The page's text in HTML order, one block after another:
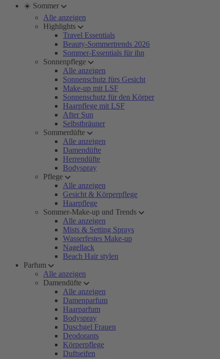
☀️ Sommer
Alle anzeigen
Highlights
Travel Essentials
Beauty-Sommertrends 2026
Sommer-Essentials für ihn
Sonnenpflege
Alle anzeigen
Sonnenschutz fürs Gesicht
Make-up mit LSF
Sonnenschutz für den Körper
Haarpflege mit LSF
After Sun
Selbstbräuner
Sommerdüfte
Alle anzeigen
Damendüfte
Herrendüfte
Bodyspray
Pflege
Alle anzeigen
Gesicht & Körperpflege
Haarpflege
Sommer-Make-up und Trends
Alle anzeigen
Mists & Setting Sprays
Wasserfestes Make-up
Nagellack
Beach Hair stylen
Parfum
Alle anzeigen
Damendüfte
Alle anzeigen
Damenparfum
Haarparfum
Bodyspray
Duschgel Frauen
Deodorants
Körperpflege
Duftseifen